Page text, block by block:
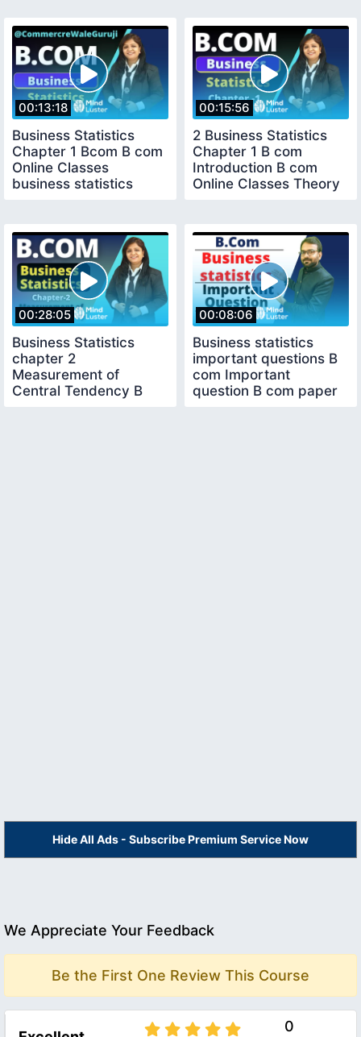
00:13:18
Business Statistics
Chapter 1 Bcom B com
Online Classes
business statistics
00:15:56
2 Business Statistics
Chapter 1 B com
Introduction B com
Online Classes Theory
00:28:05
Business Statistics
chapter 2
Measurement of
Central Tendency B
00:08:06
Business statistics
important questions B
com Important
question B com paper
Hide All Ads - Subscribe Premium Service Now
We Appreciate Your Feedback
Be the First One Review This Course
0